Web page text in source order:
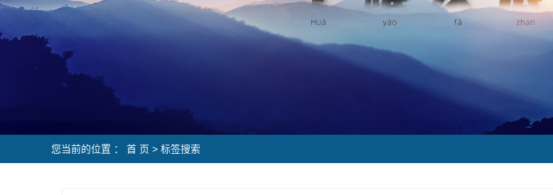
您当前的位置 ： 首 页 > 标签搜索